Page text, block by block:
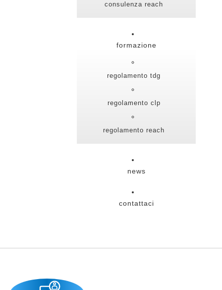
consulenza reach
formazione
regolamento tdg
regolamento clp
regolamento reach
news
contattaci